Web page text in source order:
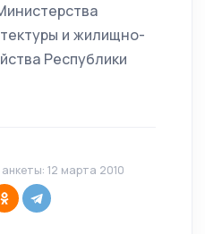
и жилищно-
Республики
12 марта 2010